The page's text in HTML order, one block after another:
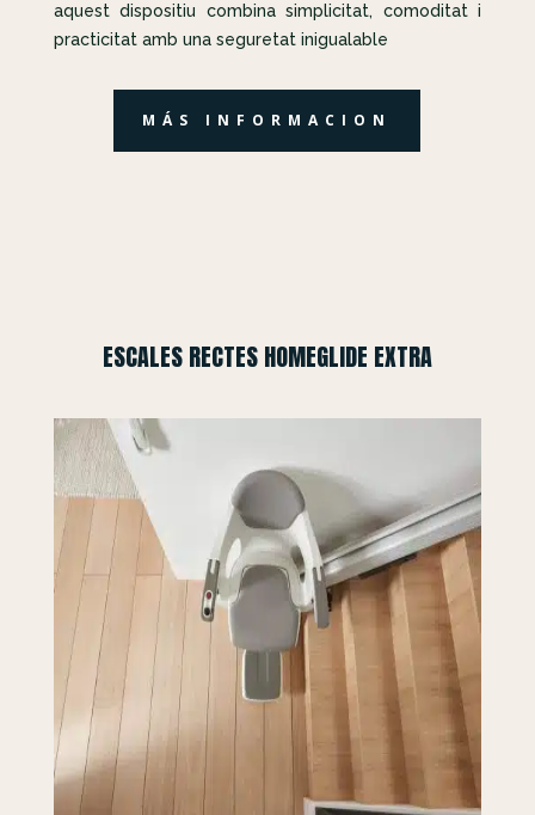
aquest dispositiu combina simplicitat, comoditat i
practicitat amb una seguretat inigualable
MÁS INFORMACION
ESCALES RECTES HOMEGLIDE EXTRA